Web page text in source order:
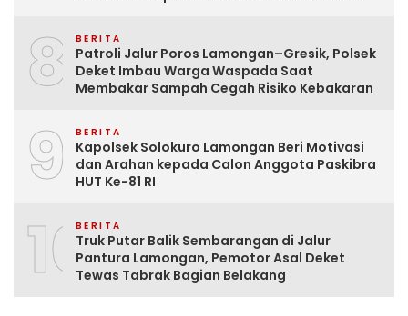
8 BERITA
Patroli Jalur Poros Lamongan–Gresik, Polsek
Deket Imbau Warga Waspada Saat
Membakar Sampah Cegah Risiko Kebakaran
9 BERITA
Kapolsek Solokuro Lamongan Beri Motivasi
dan Arahan kepada Calon Anggota Paskibra
HUT Ke-81 RI
10BERITA
Truk Putar Balik Sembarangan di Jalur
Pantura Lamongan, Pemotor Asal Deket
Tewas Tabrak Bagian Belakang